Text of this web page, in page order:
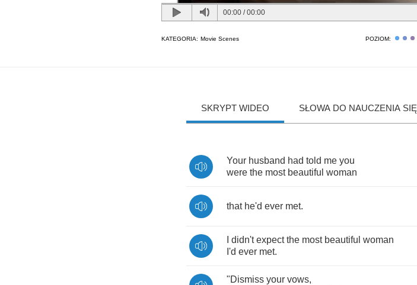
00:00 /00:00
KATEGORIA: Movie Scenes POZIOM:
SKRYPT WIDEO SŁOWA DO NAUCZENIA SIĘ
Your husband had told me you
were the most beautiful woman
that he'd ever met.
didn't expect the most beautiful woman
I'd ever met.
"Dismiss your vows,